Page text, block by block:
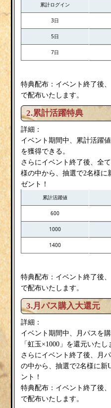
累計ログイン
3日
5日
7日
特典配布：イベント終了後
で配布いたします。
2.累計活躍特典
詳細：
イベント期間中、累計活躍
を獲得できる。
さらにイベント終了後、全
様の中から、抽選で2名様に
ゼント！
累計活躍値
600
1000
1400
特典配布：イベント終了後
で配布いたします。
3.月パス購入大還元
詳細：
イベント期間中、月パスを
「虹玉×1000」を還元いたし
さらにイベント終了後、月
の中から、抽選で2名様に新
ント！
特典配布：イベント終了後
で配布いたします。